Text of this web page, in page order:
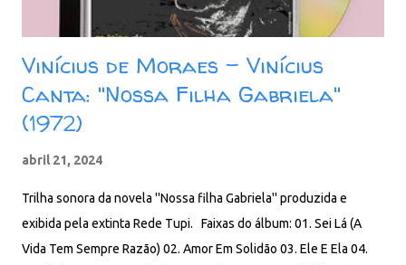
Vinícius de Moraes - Vinícius
Canta: "Nossa Filha Gabriela"
(1972)
abril 21, 2024
Trilha sonora da novela ''Nossa filha Gabriela'' produzida e
exibida pela extinta Rede Tupi. Faixas do álbum: 01. Sei Lá (A
Vida Tem Sempre Razão) 02. Amor Em Solidão 03. Ele E Ela 04.